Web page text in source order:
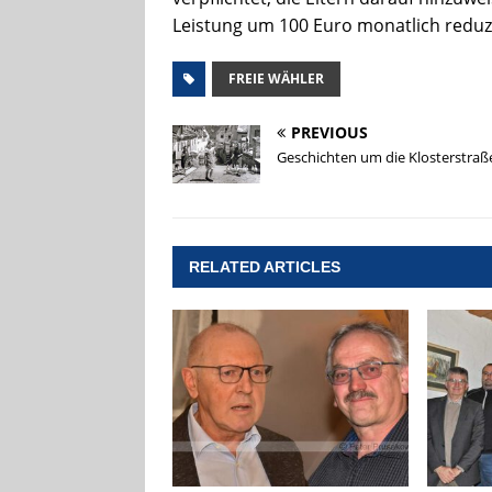
Leistung um 100 Euro monatlich
FREIE WÄHLER
PREVIOUS
Geschichten um die
RELATED ARTICLES